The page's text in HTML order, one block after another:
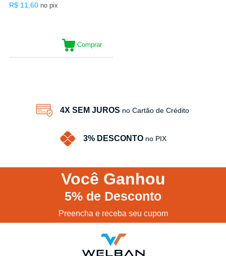
R$ 11,60 no pix
Comprar
4X SEM JUROS no Cartão de Crédito
3% DESCONTO no PIX
Você Ganhou
5% de Desconto
Preencha e receba seu cupom